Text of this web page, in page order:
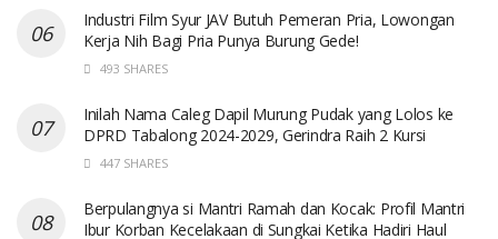
Industri Film Syur JAV Butuh Pemeran Pria, Lowongan
Kerja Nih Bagi Pria Punya Burung Gede!
493 SHARES
Inilah Nama Caleg Dapil Murung Pudak yang Lolos ke
DPRD Tabalong 2024-2029, Gerindra Raih 2 Kursi
447 SHARES
Berpulangnya si Mantri Ramah dan Kocak: Profil Mantri
Ibur Korban Kecelakaan di Sungkai Ketika Hadiri Haul